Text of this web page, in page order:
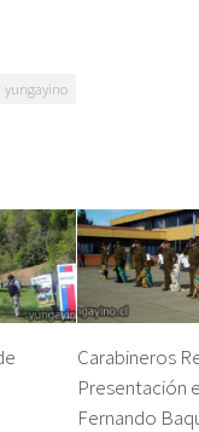
yungayino
Carabineros
Presentación
Fernando